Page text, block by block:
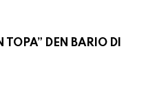
TOPA” DEN BARIO DI